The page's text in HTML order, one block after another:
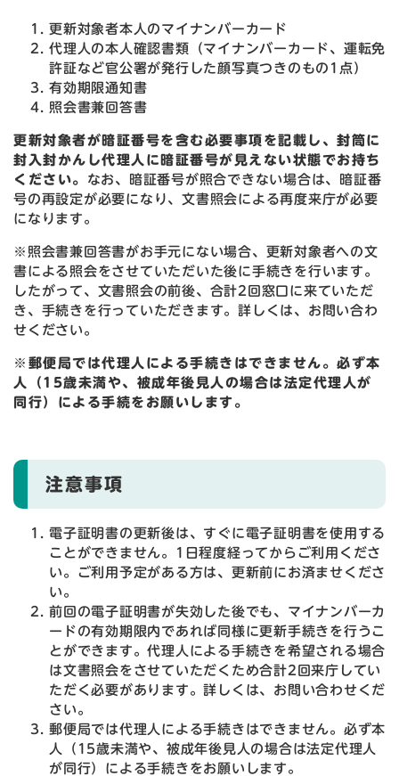
更新対象者本人のマイナンバーカード
代理人の本人確認書類（マイナンバーカード、運転免
許証など官公署が発行した顔写真つきのもの1点）
有効期限通知書
照会書兼回答書
更新対象者が暗証番号を含む必要事項を記載し、封筒に
封入封かんし代理人に暗証番号が見えない状態でお持ち
ください。 なお、暗証番号が照合できない場合は、暗証番
号の再設定が必要になり、文書照会による再度来庁が必要
になります。
※照会書兼回答書がお手元にない場合、更新対象者への文
書による照会をさせていただいた後に手続きを行います。
したがって、文書照会の前後、合計2回窓口に来ていただ
き、手続きを行っていただきます。詳しくは、お問い合わ
せください。
※郵便局では代理人による手続きはできません。必ず本
人（15歳未満や、被成年後見人の場合は法定代理人が
同行）による手続をお願いします。
注意事項
電子証明書の更新後は、すぐに電子証明書を使用する
ことができません。1日程度経ってからご利用くださ
い。ご利用予定がある方は、更新前にお済ませくださ
い。
前回の電子証明書が失効した後でも、マイナンバーカ
ードの有効期限内であれば同様に更新手続きを行うこ
とができます。代理人による手続きを希望される場合
は文書照会をさせていただくため合計2回来庁してい
ただく必要があります。詳しくは、お問い合わせくだ
さい。
郵便局では代理人による手続きはできません。必ず本
人（15歳未満や、被成年後見人の場合は法定代理人
が同行）による手続きをお願いします。